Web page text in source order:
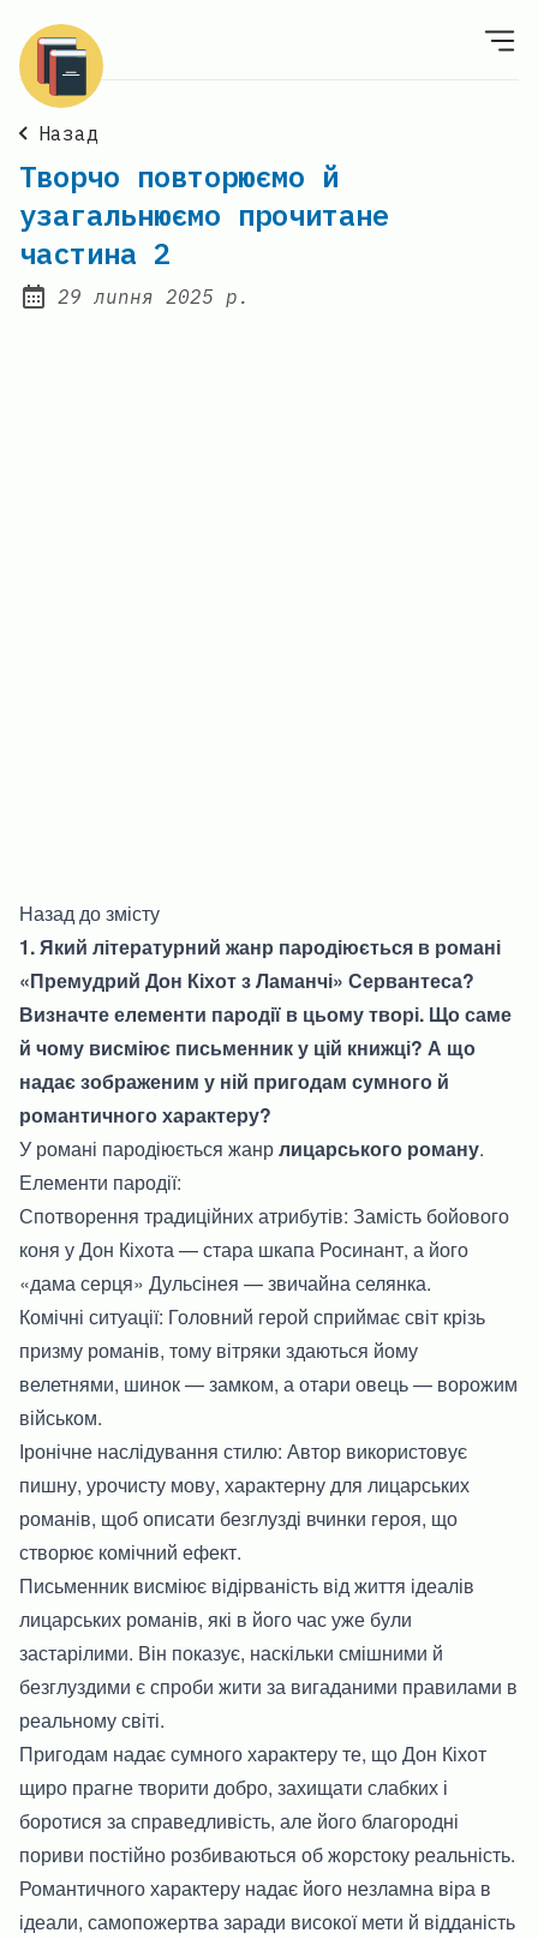
Назад
Творчо повторюємо й
узагальнюємо прочитане
частина 2
Posted on:
29 липня 2025 р.
Назад до змісту
1. Який літературний жанр пародіюється в романі
«Премудрий Дон Кіхот з Ламанчі» Сервантеса?
Визначте елементи пародії в цьому творі. Що саме
й чому висміює письменник у цій книжці? А що
надає зображеним у ній пригодам сумного й
романтичного характеру?
У романі пародіюється жанрлицарського роману.
Елементи пародії:
Спотворення традиційних атрибутів: Замість бойового
коня у Дон Кіхота — стара шкапа Росинант, а його
«дама серця» Дульсінея — звичайна селянка.
Комічні ситуації: Головний герой сприймає світ крізь
призму романів, тому вітряки здаються йому
велетнями, шинок — замком, а отари овець — ворожим
військом.
Іронічне наслідування стилю: Автор використовує
пишну, урочисту мову, характерну для лицарських
романів, щоб описати безглузді вчинки героя, що
створює комічний ефект.
Письменник висміює відірваність від життя ідеалів
лицарських романів, які в його час уже були
застарілими. Він показує, наскільки смішними й
безглуздими є спроби жити за вигаданими правилами в
реальному світі.
Пригодам надає сумного характеру те, що Дон Кіхот
щиро прагне творити добро, захищати слабких і
боротися за справедливість, але його благородні
пориви постійно розбиваються об жорстоку реальність.
Романтичного характеру надає його незламна віра в
ідеали, самопожертва заради високої мети й відданість